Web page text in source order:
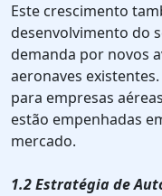
Este crescimento
desenvolvimento do
demanda por novos
aeronaves
para empresas
estão empenhadas
mercado.
1.2 Estratégia de